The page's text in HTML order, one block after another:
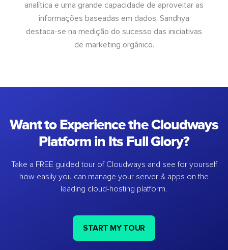
analítica e uma grande capacidade de aproveitar as
informações baseadas em dados, Sandhya
destaca-se na medição do sucesso das iniciativas
de marketing orgânico.
Want to Experience the Cloudways
Platform in Its Full Glory?
Take a FREE guided tour of Cloudways and see for yourself
how easily you can manage your server & apps on the
leading cloud-hosting platform.
START MY TOUR